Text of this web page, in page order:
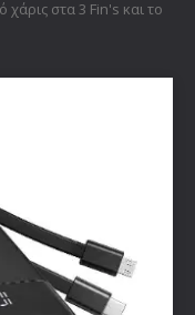
στα 3 Fin's και το